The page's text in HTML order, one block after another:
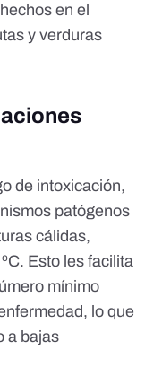
en el
y verduras
de intoxicación,
patógenos
cálidas,
. Esto les facilita
mínimo
lo que
a bajas